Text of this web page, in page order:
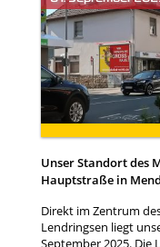
Unser Standort des
Hauptstraße in
Direkt im Zentrum
Lendringsen liegt
September 2025. Die